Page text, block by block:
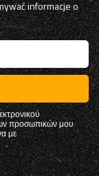
informacje o
προσωπικών μου
με